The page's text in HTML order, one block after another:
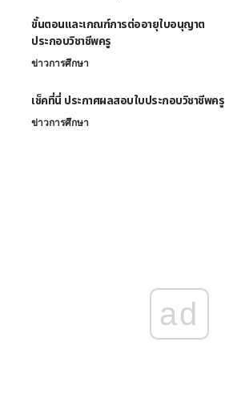
ขั้นตอนและเกณฑ์การต่ออายุใบอนุญาต
ประกอบวิชาชีพครู
ข่าวการศึกษา
เช็คที่นี่ ประกาศผลสอบใบประกอบวิชาชีพครู
ข่าวการศึกษา
ad